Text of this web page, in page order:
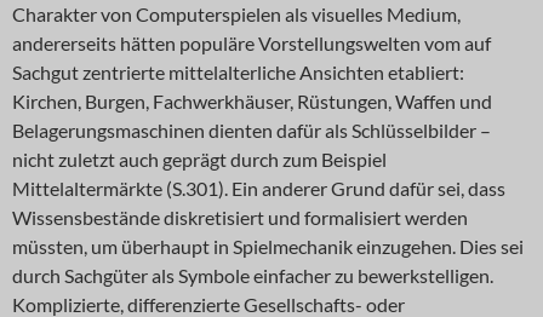
Charakter von Computerspielen als visuelles Medium,
andererseits hätten populäre Vorstellungswelten vom auf
Sachgut zentrierte mittelalterliche Ansichten etabliert:
Kirchen, Burgen, Fachwerkhäuser, Rüstungen, Waffen und
Belagerungsmaschinen dienten dafür als Schlüsselbilder –
nicht zuletzt auch geprägt durch zum Beispiel
Mittelaltermärkte (S.301). Ein anderer Grund dafür sei, dass
Wissensbestände diskretisiert und formalisiert werden
müssten, um überhaupt in Spielmechanik einzugehen. Dies sei
durch Sachgüter als Symbole einfacher zu bewerkstelligen.
Komplizierte, differenzierte Gesellschafts- oder